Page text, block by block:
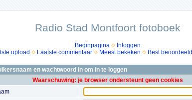
Radio Stad Montfoort fotoboek
Beginpagina
Inloggen
upload Laatste commentaar Meest bekeken Best beoordeeld
en wachtwoord in om in te loggen
Waarschuwing: je browser ondersteunt geen cookies